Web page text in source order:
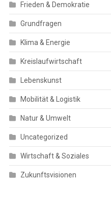
Frieden & Demokratie
Grundfragen
Klima & Energie
Kreislaufwirtschaft
Lebenskunst
Mobilität & Logistik
Natur & Umwelt
Uncategorized
Wirtschaft & Soziales
Zukunftsvisionen